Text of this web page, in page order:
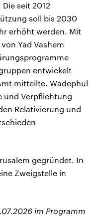
seit 2012
soll bis 2030
erhöht werden. Mit
Yad Vashem
entwickelt
mitteilte. Wadephul
und Verpflichtung
Relativierung und
gegründet. In
Zweigstelle in
im Programm